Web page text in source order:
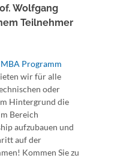
Wolfgang
Teilnehmer
Programm
wir für alle
oder
Hintergrund die
Bereich
aufzubauen und
auf der
Kommen Sie zu